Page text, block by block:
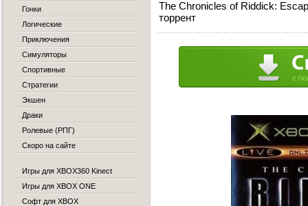
The Chronicles of Riddick:
торрент
Гонки
Логические
Приключения
Симуляторы
Спортивные
Стратегии
Экшен
Драки
Ролевые (РПГ)
Скоро на сайте
Игры для XBOX360 Kinect
Игры для XBOX ONE
Софт для XBOX